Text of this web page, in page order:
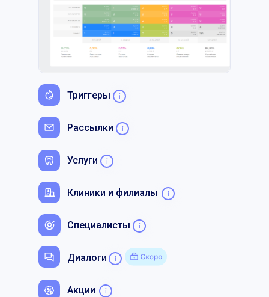
Триггеры
Рассылки
Услуги
Клиники и филиалы
Специалисты
Диалоги
Акции